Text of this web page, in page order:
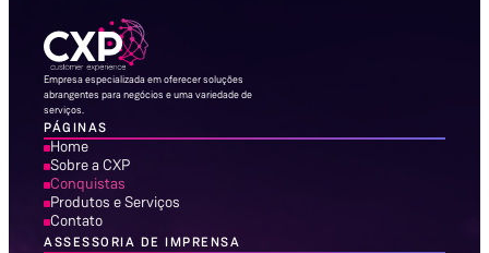
Empresa especializada em oferecer soluções
abrangentes para negócios e uma variedade de
serviços.
PÁGINAS
Home
Sobre a CXP
Conquistas
Produtos e Serviços
Contato
ASSESSORIA DE IMPRENSA